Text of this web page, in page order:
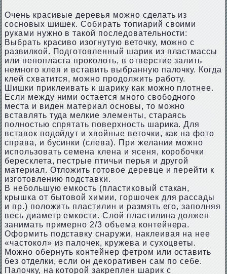
Очень красивые деревья можно сделать из
сосновых шишек. Собирать топиарий своими
руками нужно в такой последовательности:
Выбрать красиво изогнутую веточку, можно с
развилкой. Подготовленный шарик из пластмассы
или пенопласта проколоть, в отверстие залить
немного клея и вставить выбранную палочку. Когда
клей схватится, можно продолжить работу.
Шишки приклеивать к шарику как можно плотнее.
Если между ними остается много свободного
места и виден материал основы, то можно
вставлять туда мелкие элементы, стараясь
полностью спрятать поверхность шарика. Для
вставок подойдут и хвойные веточки, как на фото
справа, и бусинки (слева). При желании можно
использовать семена клена и ясеня, коробочки
бересклета, пестрые птичьи перья и другой
материал. Отложить готовое деревце и перейти к
изготовлению подставки.
В небольшую емкость (пластиковый стакан,
крышка от бытовой химии, горшочек для рассады
и пр.) положить пластилин и размять его, заполняя
весь диаметр емкости. Слой пластилина должен
занимать примерно 2/3 объема контейнера.
Оформить подставку снаружи, наклеивая на нее
«частокол» из палочек, кружева и сухоцветы.
Можно обернуть контейнер фетром или оставить
без отделки, если он декоративен сам по себе.
Палочку, на которой закреплен шарик с